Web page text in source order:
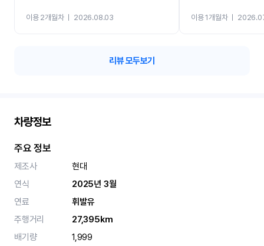
이용 2개월차ㅣ 2026.08.03 이용 1개월차ㅣ
리뷰 모두보기
차량정보
주요 정보
제조사
현대
연식
2025년 3월
연료
휘발유
주행거리
27,395km
배기량
1,999